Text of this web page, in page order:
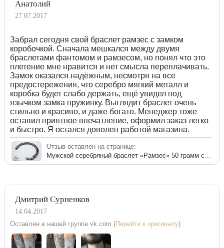
Анатолий
27.07.2017
Забрал сегодня свой браслет рамзес с замком
коробочкой. Сначала мешкался между двумя
браслетами фантомом и рамзесом, но понял что это
плетение мне нравится и нет смысла переплачивать.
Замок оказался надёжным, несмотря на все
предостережения, что серебро мягкий металл и
коробка будет слабо держать, ещё увидел под
язычком замка пружинку. Выглядит браслет очень
стильно и красиво, и даже богато. Менеджер тоже
оставил приятное впечатление, оформил заказ легко
и быстро. Я остался доволен работой магазина.
Отзыв оставлен на странице:
Дмитрий Сурненков
14.04.2017
Оставлен в нашей группе vk.com (Перейти к оригиналу)